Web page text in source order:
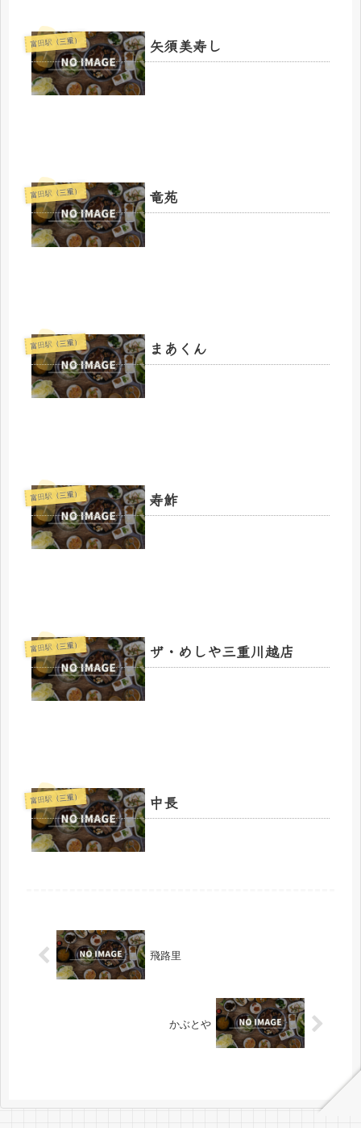
富田駅（三重） 矢須美寿し
富田駅（三重） 竜苑
富田駅（三重） まあくん
富田駅（三重） 寿鮓
富田駅（三重） ザ・めしや三重川越店
富田駅（三重） 中長
飛路里
かぶとや